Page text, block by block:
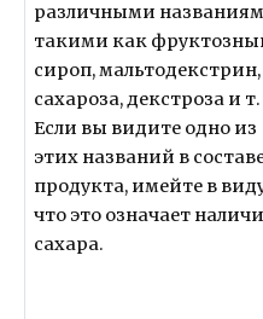
различными
такими как
сироп, мальтодекстрин,
сахароза, декстроза и т.
Если вы видите одно из
этих названий в
продукта, имейте в
что это означает
сахара.